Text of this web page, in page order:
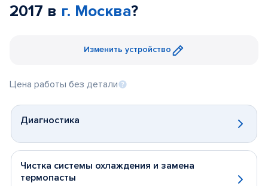
2017 в г. Москва?
Изменить устройство
Цена работы без детали
Диагностика
Чистка системы охлаждения и замена
термопасты